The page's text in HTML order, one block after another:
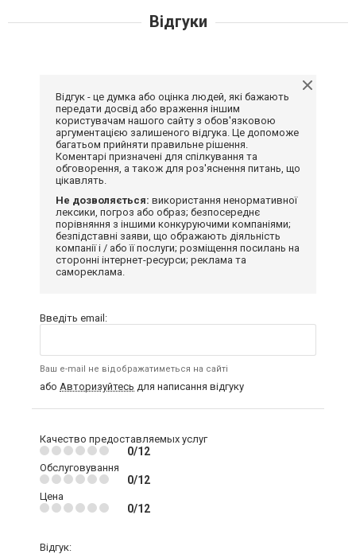
Відгуки
Відгук - це думка або оцінка людей, які бажають
передати досвід або враження іншим
користувачам нашого сайту з обов'язковою
аргументацією залишеного відгука. Це допоможе
багатьом прийняти правильне рішення.
Коментарі призначені для спілкування та
обговорення, а також для роз'яснення питань, що
цікавлять.
Не дозволяється: використання ненормативної
лексики, погроз або образ; безпосереднє
порівняння з іншими конкуруючими компаніями;
безпідставні заяви, що ображають діяльність
компанії і / або її послуги; розміщення посилань на
сторонні інтернет-ресурси; реклама та
самореклама.
Введіть email:
Ваш e-mail не відображатиметься на сайті
або Авторизуйтесь для написання відгуку
Качество предоставляемых услуг
0/12
Обслуговування
0/12
Цена
0/12
Відгук: